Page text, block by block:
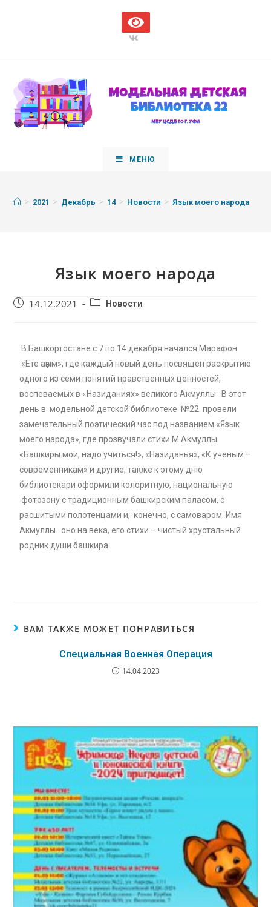
МЕНЮ
> 2021 > Декабрь > 14 > Новости > Язык моего народа
Язык моего народа
14.12.2021 Новости
В Башкортостане с 7 по 14 декабря начался Марафон
«Ете аҙым», где каждый новый день посвящен раскрытию
одного из семи понятий нравственных ценностей,
воспеваемых в «Назиданиях» великого Акмуллы. В этот
день в модельной детской библиотеке №22 провели
замечательный поэтический час под названием «Язык
моего народа», где прозвучали стихи М.Акмуллы
«Башкиры мои, надо учиться!», «Назиданья», «К ученым –
современникам» и другие, также к этому дню
библиотекари оформили колоритную, национальную
фотозону с традиционным башкирским паласом, с
расшитыми полотенцами и, конечно, с самоваром. Имя
Акмуллы оно на века, его стихи – чистый хрустальный
родник души башкира
ВАМ ТАКЖЕ МОЖЕТ ПОНРАВИТЬСЯ
Специальная Военная Операция
14.04.2023